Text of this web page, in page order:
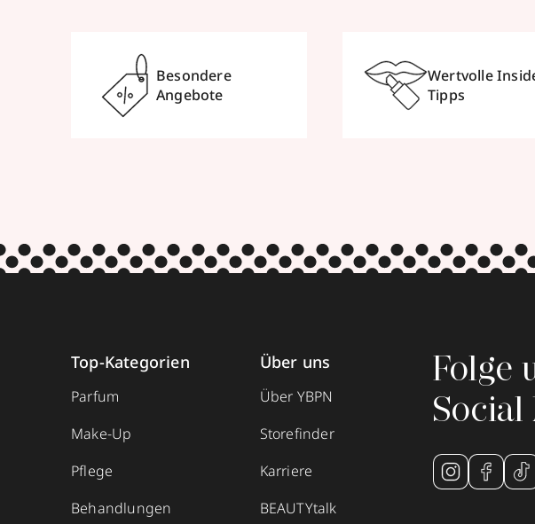
Besondere
Angebote
Wertvolle
Tipps
Top-Kategorien
Parfum
Make-Up
Pflege
Behandlungen
Über uns
Über YBPN
Storefinder
Karriere
BEAUTYtalk
Folge
Social